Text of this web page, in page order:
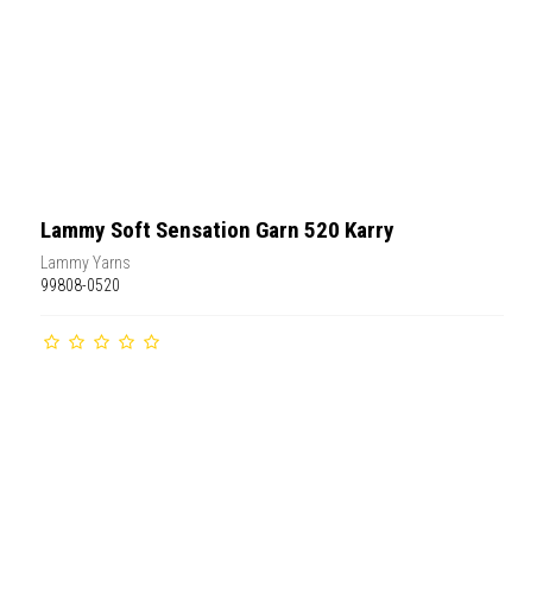
Lammy Soft Sensation Garn 520 Karry
Lammy Yarns
99808-0520